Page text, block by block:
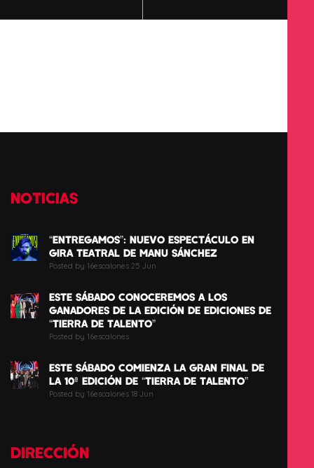
NOTICIAS
“ENTREGAMOS”: NUEVO ESPECTÁCULO EN
GIRA TEATRAL DE MANU SÁNCHEZ
Posted by 16escalones 25 Jun
ESTE SÁBADO CONOCEREMOS A LOS
GANADORES DE LA EDICIÓN DE EDICIONES DE
“TIERRA DE TALENTO”
Posted by 16escalones
ESTE SÁBADO COMIENZA LA GRAN FINAL DE
LA 10ª EDICIÓN DE “TIERRA DE TALENTO”
Posted by 16escalones 18 Jun
DIRECCIÓN